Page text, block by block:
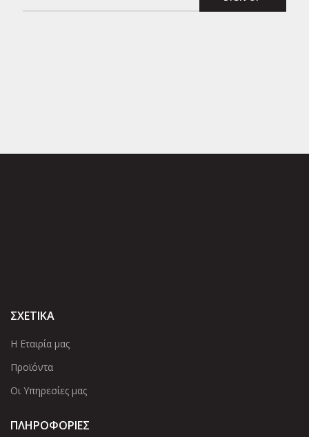
ΣΧΕΤΙΚΑ
Η Εταιρία μας
Προϊόντα
Οι Υπηρεσίες μας
ΠΛΗΡΟΦΟΡΙΕΣ